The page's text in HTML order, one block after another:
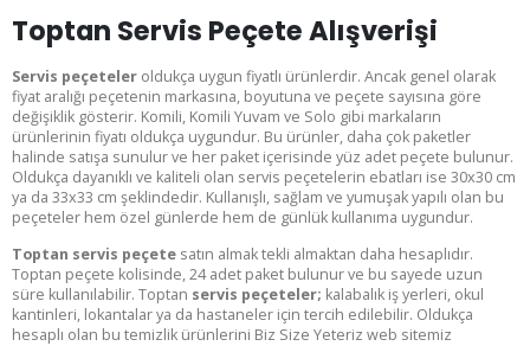
Toptan Servis Peçete Alışverişi
Servis peçeteler oldukça uygun fiyatlı ürünlerdir. Ancak genel olarak
fiyat aralığı peçetenin markasına, boyutuna ve peçete sayısına göre
değişiklik gösterir. Komili, Komili Yuvam ve Solo gibi markaların
ürünlerinin fiyatı oldukça uygundur. Bu ürünler, daha çok paketler
halinde satışa sunulur ve her paket içerisinde yüz adet peçete bulunur.
Oldukça dayanıklı ve kaliteli olan servis peçetelerin ebatları ise 30x30 cm
ya da 33x33 cm şeklindedir. Kullanışlı, sağlam ve yumuşak yapılı olan bu
peçeteler hem özel günlerde hem de günlük kullanıma uygundur.
Toptan servis peçete satın almak tekli almaktan daha hesaplıdır.
Toptan peçete kolisinde, 24 adet paket bulunur ve bu sayede uzun
süre kullanılabilir. Toptan servis peçeteler; kalabalık iş yerleri, okul
kantinleri, lokantalar ya da hastaneler için tercih edilebilir. Oldukça
hesaplı olan bu temizlik ürünlerini Biz Size Yeteriz web sitemiz